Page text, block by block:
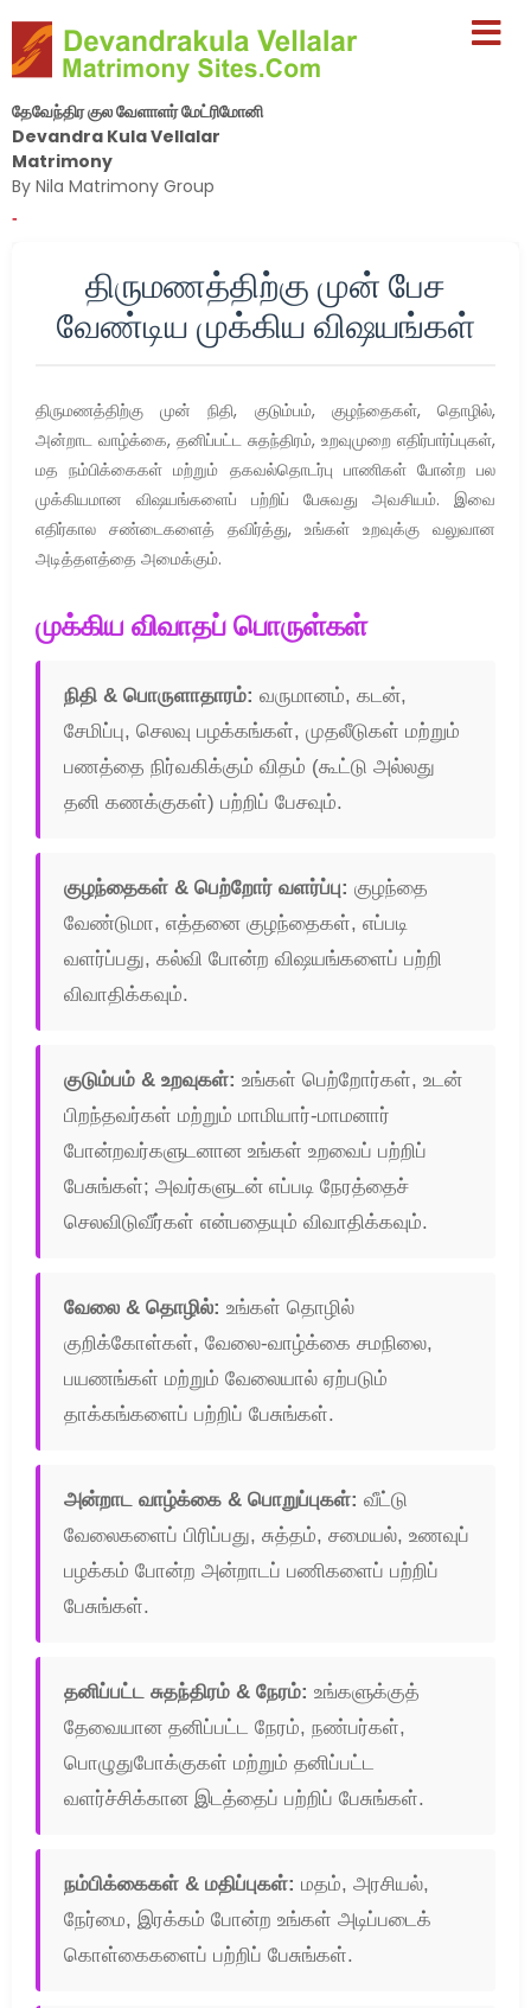
தேவேந்திர குல வேளாளர் மேட்ரிமோனி
Devandra Kula Vellalar
Matrimony
By Nila Matrimony Group
-
திருமணத்திற்கு முன் பேச
வேண்டிய முக்கிய விஷயங்கள்
திருமணத்திற்கு முன் நிதி, குடும்பம், குழந்தைகள், தொழில்,
அன்றாட வாழ்க்கை, தனிப்பட்ட சுதந்திரம், உறவுமுறை எதிர்பார்ப்புகள்,
மத நம்பிக்கைகள் மற்றும் தகவல்தொடர்பு பாணிகள் போன்ற பல
முக்கியமான விஷயங்களைப் பற்றிப் பேசுவது அவசியம். இவை
எதிர்கால சண்டைகளைத் தவிர்த்து, உங்கள் உறவுக்கு வலுவான
அடித்தளத்தை அமைக்கும்.
முக்கிய விவாதப் பொருள்கள்
நிதி & பொருளாதாரம்: வருமானம், கடன்,
சேமிப்பு, செலவு பழக்கங்கள், முதலீடுகள் மற்றும்
பணத்தை நிர்வகிக்கும் விதம் (கூட்டு அல்லது
தனி கணக்குகள்) பற்றிப் பேசவும்.
குழந்தைகள் & பெற்றோர் வளர்ப்பு: குழந்தை
வேண்டுமா, எத்தனை குழந்தைகள், எப்படி
வளர்ப்பது, கல்வி போன்ற விஷயங்களைப் பற்றி
விவாதிக்கவும்.
குடும்பம் & உறவுகள்: உங்கள் பெற்றோர்கள், உடன்
பிறந்தவர்கள் மற்றும் மாமியார்-மாமனார்
போன்றவர்களுடனான உங்கள் உறவைப் பற்றிப்
பேசுங்கள்; அவர்களுடன் எப்படி நேரத்தைச்
செலவிடுவீர்கள் என்பதையும் விவாதிக்கவும்.
வேலை & தொழில்: உங்கள் தொழில்
குறிக்கோள்கள், வேலை-வாழ்க்கை சமநிலை,
பயணங்கள் மற்றும் வேலையால் ஏற்படும்
தாக்கங்களைப் பற்றிப் பேசுங்கள்.
அன்றாட வாழ்க்கை & பொறுப்புகள்: வீட்டு
வேலைகளைப் பிரிப்பது, சுத்தம், சமையல், உணவுப்
பழக்கம் போன்ற அன்றாடப் பணிகளைப் பற்றிப்
பேசுங்கள்.
தனிப்பட்ட சுதந்திரம் & நேரம்: உங்களுக்குத்
தேவையான தனிப்பட்ட நேரம், நண்பர்கள்,
பொழுதுபோக்குகள் மற்றும் தனிப்பட்ட
வளர்ச்சிக்கான இடத்தைப் பற்றிப் பேசுங்கள்.
நம்பிக்கைகள் & மதிப்புகள்: மதம், அரசியல்,
நேர்மை, இரக்கம் போன்ற உங்கள் அடிப்படைக்
கொள்கைகளைப் பற்றிப் பேசுங்கள்.